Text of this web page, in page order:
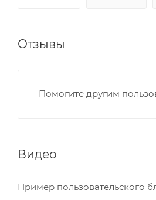
Отзывы
Помогите другим
Видео
Пример пользовательского